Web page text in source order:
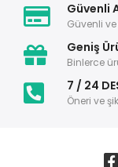
Güvenli
Güvenli
Geniş
Binlerce
7 / 24
Öneri ve